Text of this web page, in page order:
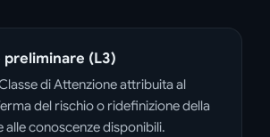
preliminare (L3)
di Attenzione attribuita al
del rischio o ridefinizione della
alle conoscenze disponibili.